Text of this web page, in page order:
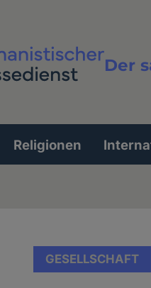
Der
Religionen
GESELLSCHAFT